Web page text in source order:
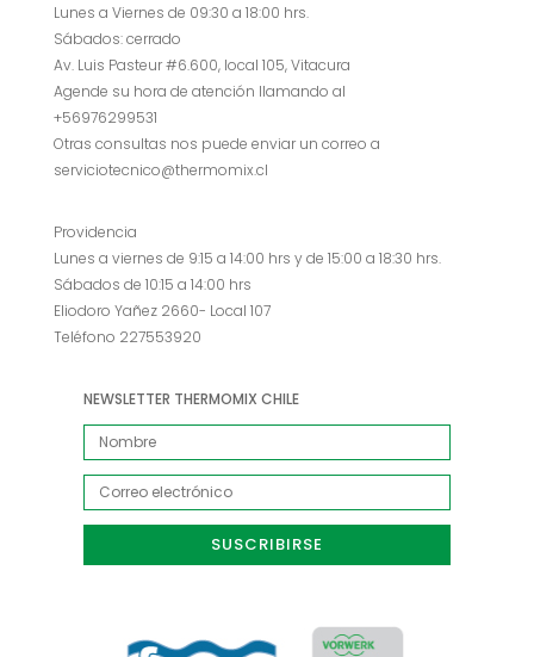
Lunes a Viernes de 09:30 a 18:00 hrs.
Sábados: cerrado
Av. Luis Pasteur #6.600, local 105, Vitacura
Agende su hora de atención llamando al
+56976299531
Otras consultas nos puede enviar un correo a
serviciotecnico@thermomix.cl
Providencia
Lunes a viernes de 9:15 a 14:00 hrs y de 15:00 a 18:30 hrs.
Sábados de 10:15 a 14:00 hrs
Eliodoro Yañez 2660- Local 107
Teléfono 227553920
NEWSLETTER THERMOMIX CHILE
SUSCRIBIRSE